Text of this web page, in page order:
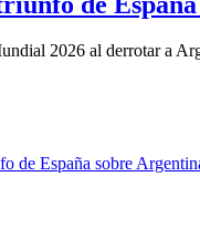
2026 al derrotar a